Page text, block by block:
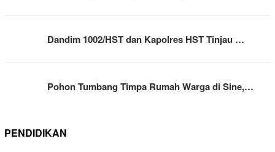
Dandim 1002/HST dan Kapolres HST Tinjau …
Pohon Tumbang Timpa Rumah Warga di Sine,…
PENDIDIKAN